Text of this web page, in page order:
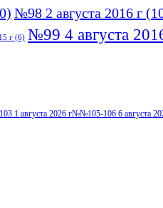
№98 2 августа 2016 г
г (6) №99 4 августа
1 августа 2026 г№№105-106 6 августа